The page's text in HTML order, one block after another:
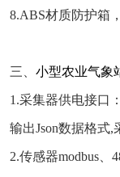
8.ABS材质防护箱
三、 小型农业气象
1.采集器供电接口
输出Json数据格式
2.传感器modbus、